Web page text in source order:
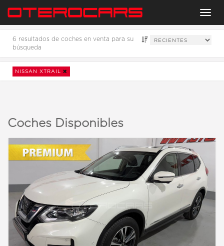
Menu
6 resultados de coches en venta para su
búsqueda
NISSAN XTRAIL
Coches Disponibles